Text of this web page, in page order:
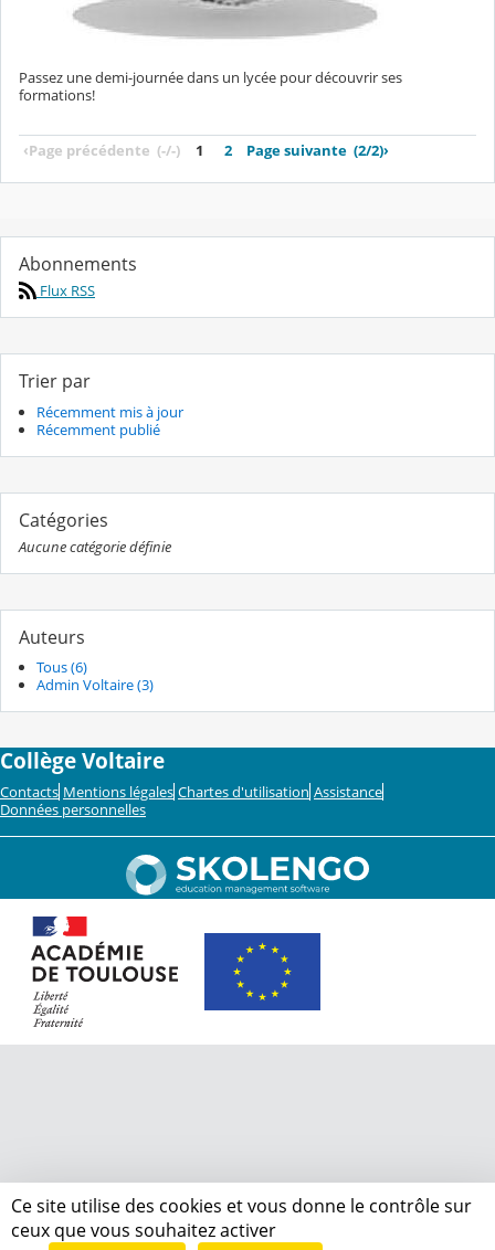
Passez une demi-journée dans un lycée pour découvrir ses
formations!
‹Page précédente (-/-) 1 2 Page suivante (2/2)›
Abonnements
Flux RSS
Trier par
Récemment mis à jour
Récemment publié
Catégories
Aucune catégorie définie
Auteurs
Tous (6)
Admin Voltaire (3)
Collège Voltaire
Contacts Mentions légales Chartes d'utilisation Assistance
Données personnelles
Ce site utilise des cookies et vous donne le contrôle sur
ceux que vous souhaitez activer